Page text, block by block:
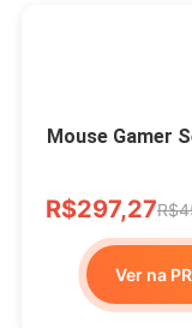
Mouse Gamer
R$297,27
Ver na